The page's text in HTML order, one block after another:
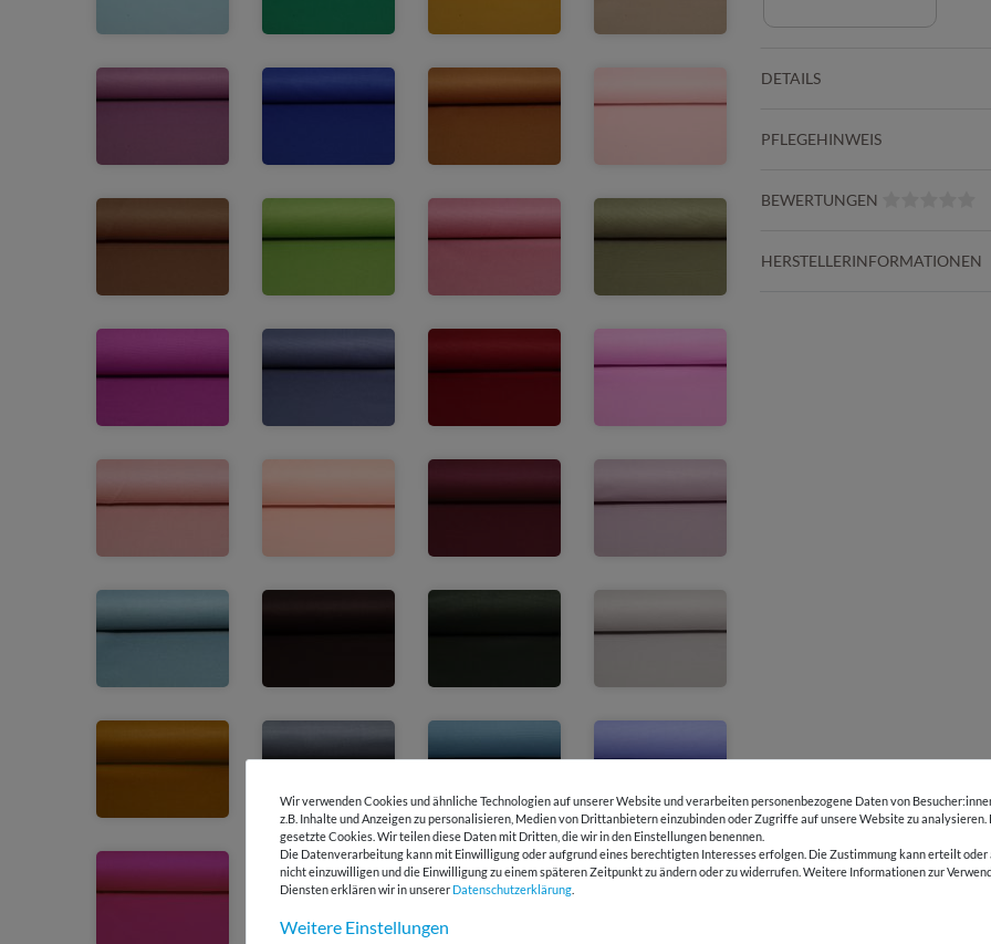
DETAILS
PFLEGEHINWEIS
BEWERTUNGEN
HERSTELLERINFORMATIONEN
Wir verwenden Cookies und ähnliche Technologien auf unserer Website und verarbeiten personenbezogene Daten von
z.B. Inhalte und Anzeigen zu personalisieren, Medien von Drittanbietern einzubinden oder Zugriffe auf unsere Website zu
gesetzte Cookies. Wir teilen diese Daten mit Dritten, die wir in den Einstellungen benennen.
Die Datenverarbeitung kann mit Einwilligung oder aufgrund eines berechtigten Interesses erfolgen. Die Zustimmung kann erteilt oder
nicht einzuwilligen und die Einwilligung zu einem späteren Zeitpunkt zu ändern oder zu widerrufen. Weitere Informationen zur
Diensten erklären wir in unserer Daten­schutz­erklärung
Weitere Einstellungen